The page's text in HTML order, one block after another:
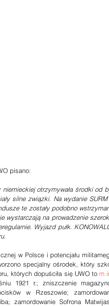
pisano:
otrzymywała środki od
silne związki. Na wydanie
te zostały podobno
wystarczają na prowadzenie
Wyjazd pułk.
w Polsce i potencjału
specjalny ośrodek, który
których dopuściła się UWO to
1921 r.; zniszczenie
w Rzeszowie;
zamordowanie Sofrona